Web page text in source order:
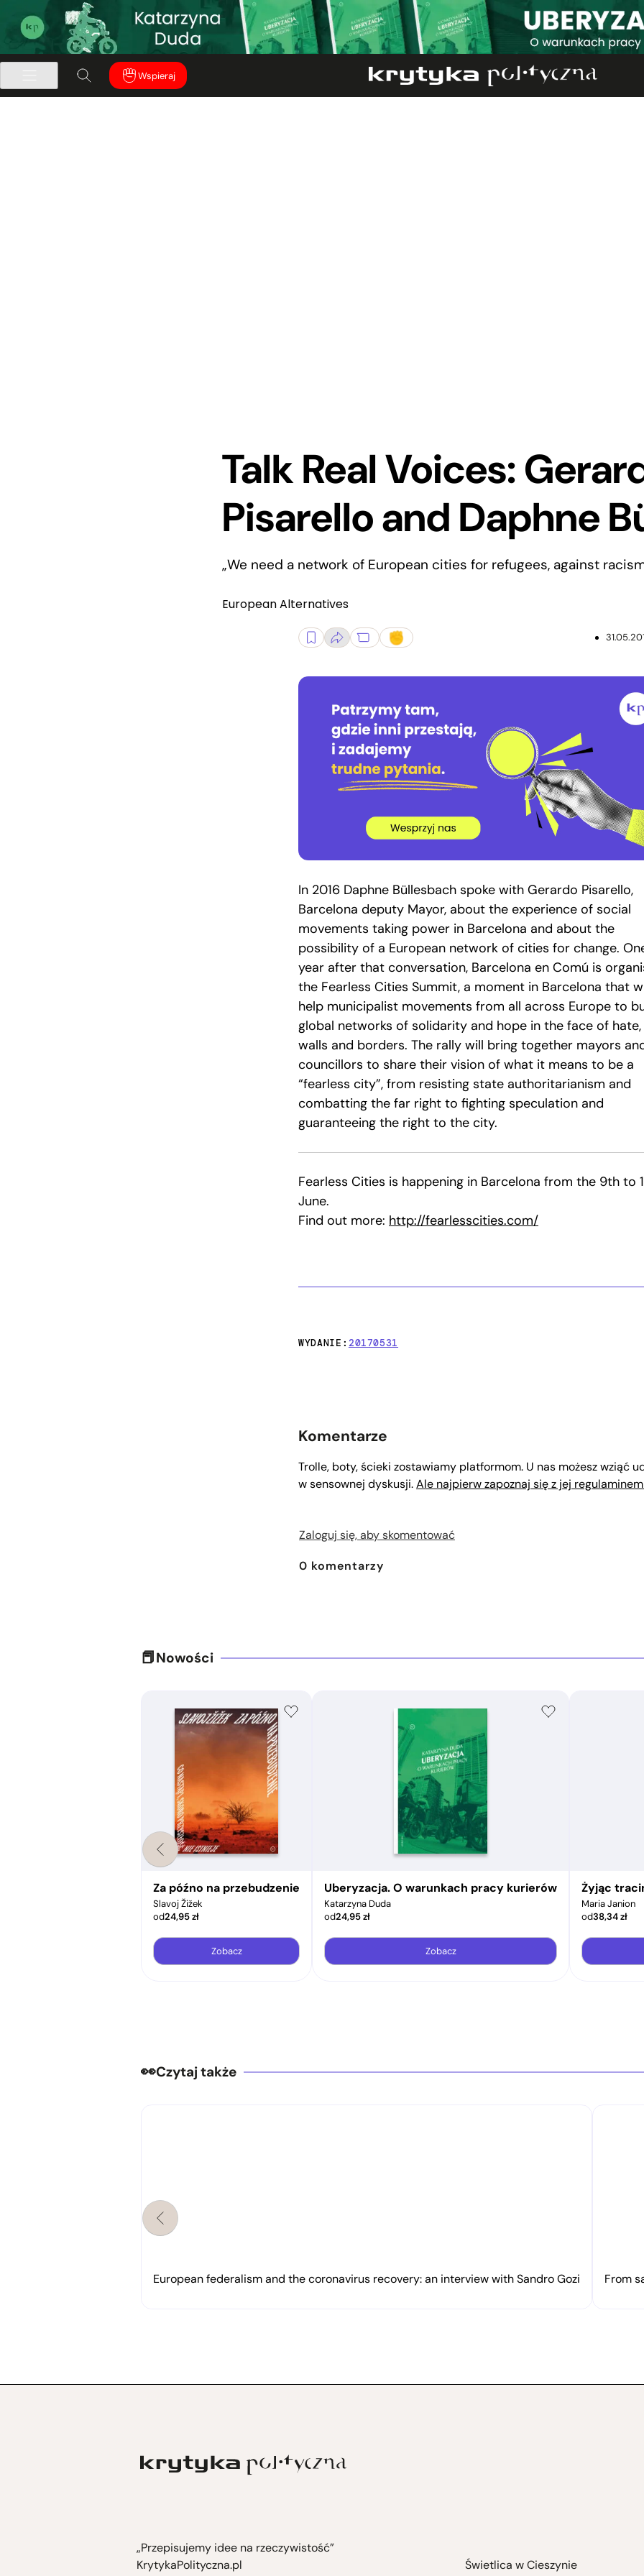
Wspieraj
Talk Real Voices:
Pisarello and Daphne
„We need a network of European cities for refugees, against
European Alternatives
In 2016 Daphne Büllesbach spoke with Gerardo Pisarello,
Barcelona deputy Mayor, about the experience of social
movements taking power in Barcelona and about the
possibility of a European network of cities for change.
year after that conversation, Barcelona en Comú is
the Fearless Cities Summit, a moment in Barcelona that
help municipalist movements from all across Europe to
global networks of solidarity and hope in the face of hate,
walls and borders. The rally will bring together mayors
councillors to share their vision of what it means to be a
“fearless city”, from resisting state authoritarianism and
combatting the far right to fighting speculation and
guaranteeing the right to the city.
Fearless Cities is happening in Barcelona from the 9th to
June.
Find out more: http://fearlesscities.com/
WYDANIE:20170531
Komentarze
Trolle, boty, ścieki zostawiamy platformom. U nas możesz wziąć
w sensownej dyskusji.Ale najpierw zapoznaj się z jej
Zaloguj się, aby skomentować
0 komentarzy
Nowości
Za późno na przebudzenie
Slavoj Žižek
od24,95zł
Zobacz
Uberyzacja. O warunkach pracy kurierów
Katarzyna Duda
od24,95zł
Zobacz
Żyjąc
Maria Janion
od38,34zł
Czytaj także
European federalism and the coronavirus recovery: an interview with Sandro Gozi From
„Przepisujemy idee na rzeczywistość”
KrytykaPolityczna.pl
Świetlica w Cieszynie